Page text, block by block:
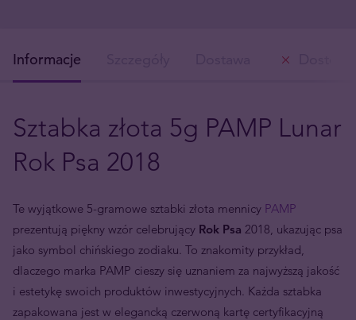
Informacje
Sztabka złota 5g PAMP Lunar
Rok Psa 2018
Te wyjątkowe 5-gramowe sztabki złota mennicy PAMP
prezentują piękny wzór celebrujący Rok Psa 2018, ukazując psa
jako symbol chińskiego zodiaku. To znakomity przykład,
dlaczego marka PAMP cieszy się uznaniem za najwyższą jakość
i estetykę swoich produktów inwestycyjnych. Każda sztabka
zapakowana jest w elegancką czerwoną kartę certyfikacyjną